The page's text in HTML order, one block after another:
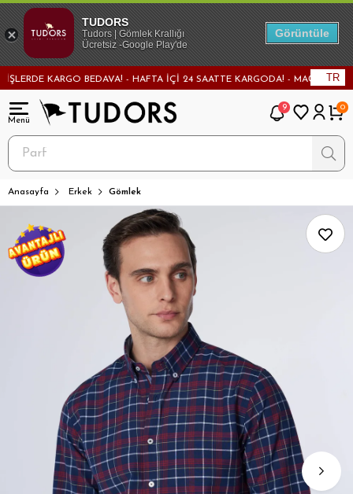
KARGO BEDAVA! - HAFTA İÇİ 24 SAATTE KARGODA! - MAĞAZADANTR
9 0
Anasayfa Erkek Gömlek
TUDORS
Tudors | Gömlek Krallığı
Ücretsiz -Google Play'de
Görüntüle